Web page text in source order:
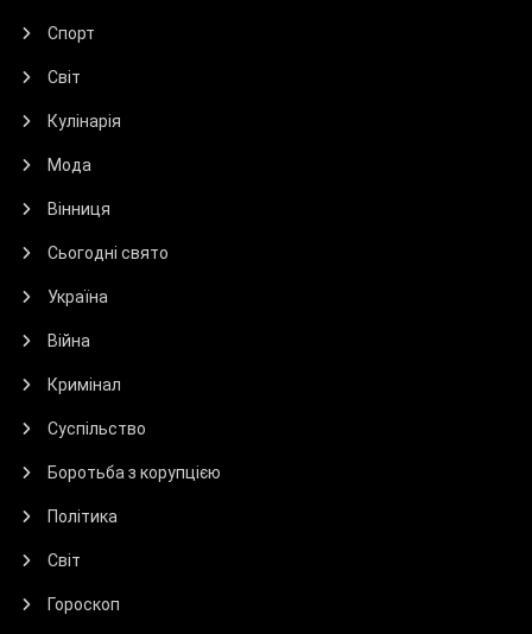
Спорт
Світ
Кулінарія
Мода
Вінниця
Сьогодні свято
Україна
Війна
Кримінал
Суспільство
Боротьба з корупцією
Політика
Світ
Гороскоп